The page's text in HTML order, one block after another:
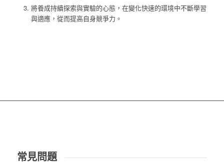
將養成持續探索與實驗的心態，在變化快速的環境中不斷學習
與適應，從而提高自身競爭力。
常見問題